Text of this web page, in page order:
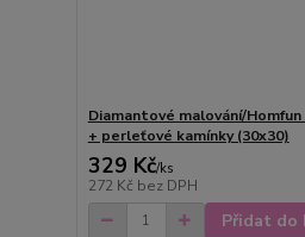
Diamantové malování/Homfun
+ perleťové kamínky (30x30)
329 Kč/ks
272 Kč bez DPH
Přidat do